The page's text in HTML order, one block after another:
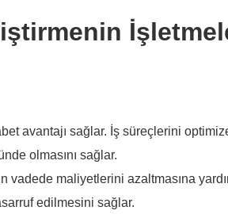
avantajı sağlar. İş süreçlerini
olmasını sağlar.
vadede maliyetlerini azaltmasına
edilmesini sağlar.